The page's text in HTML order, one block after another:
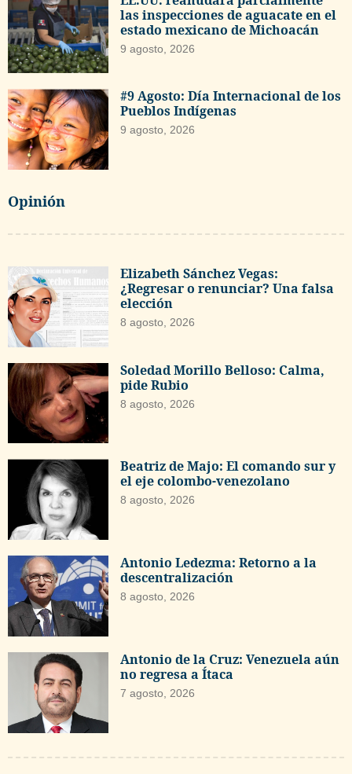
las inspecciones de aguacate en el
estado mexicano de Michoacán
9 agosto, 2026
#9 Agosto: Día Internacional de los
Pueblos Indígenas
9 agosto, 2026
Opinión
Elizabeth Sánchez Vegas:
¿Regresar o renunciar? Una falsa
elección
8 agosto, 2026
Soledad Morillo Belloso: Calma,
pide Rubio
8 agosto, 2026
Beatriz de Majo: El comando sur y
el eje colombo-venezolano
8 agosto, 2026
Antonio Ledezma: Retorno a la
descentralización
8 agosto, 2026
Antonio de la Cruz: Venezuela aún
no regresa a Ítaca
7 agosto, 2026